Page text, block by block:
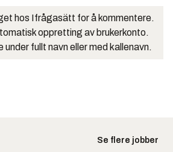
hos Ifrågasätt for å kommentere.
oppretting av brukerkonto.
under fullt navn eller med kallenavn.
Se flere jobber